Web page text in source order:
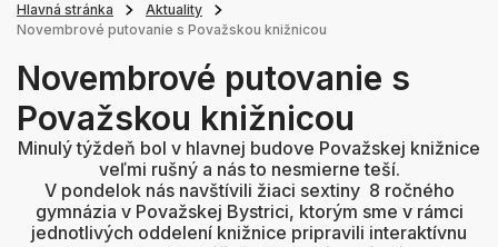
Hlavná stránka
Aktuality
Novembrové putovanie s Považskou knižnicou
Novembrové putovanie s
Považskou knižnicou
Minulý týždeň bol v hlavnej budove Považskej knižnice
veľmi rušný a nás to nesmierne teší.
V pondelok nás navštívili žiaci sextiny 8 ročného
gymnázia v Považskej Bystrici, ktorým sme v rámci
jednotlivých oddelení knižnice pripravili interaktívnu